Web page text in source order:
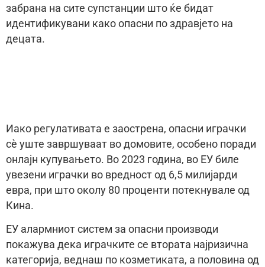
забрана на сите супстанции што ќе бидат
идентификувани како опасни по здравјето на
децата.
Иако регулативата е заострена, опасни играчки
сè уште завршуваат во домовите, особено поради
онлајн купувањето. Во 2023 година, во ЕУ биле
увезени играчки во вредност од 6,5 милијарди
евра, при што околу 80 проценти потекнувале од
Кина.
ЕУ алармниот систем за опасни производи
покажува дека играчките се втората најризична
категорија, веднаш по козметиката, а половина од